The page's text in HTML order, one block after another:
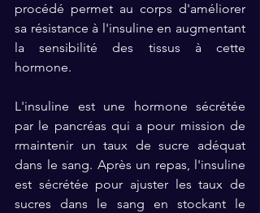
procédé permet au corps d'améliorer
sa résistance à l'insuline en augmentant
la sensibilité des tissus à cette
hormone.
L'insuline est une hormone sécrétée
par le pancréas qui a pour mission de
rmaintenir un taux de sucre adéquat
dans le sang. Après un repas, l'insuline
est sécrétée pour ajuster les taux de
sucres dans le sang en stockant le